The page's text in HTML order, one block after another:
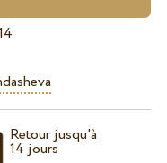
Retour jusqu'à
14 jours